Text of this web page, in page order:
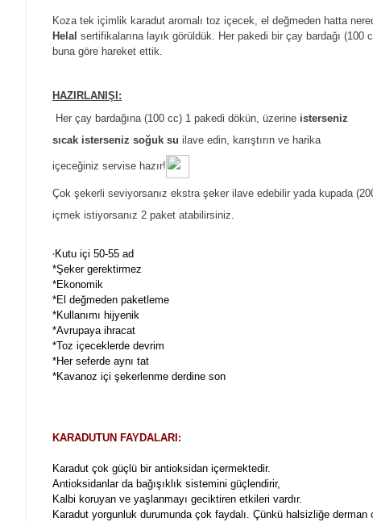
Koza tek içimlik karadut aromalı toz içecek, el değmeden hatta
Helal sertifikalarına layık görüldük. Her pakedi bir çay bardağı
buna göre hareket ettik.
HAZIRLANIŞI:
Her çay bardağına (100 cc) 1 pakedi dökün, üzerine isterseniz
sıcak isterseniz soğuk su ilave edin, karıştırın ve harika
içeceğiniz servise hazır!
Çok şekerli seviyorsanız ekstra şeker ilave edebilir yada kupada
içmek istiyorsanız 2 paket atabilirsiniz.
* Kutu içi 50-55 ad
*Şeker gerektirmez
*Ekonomik
*El değmeden paketleme
*Kullanımı hijyenik
*Avrupaya ihracat
*Toz içeceklerde devrim
*Her seferde aynı tat
*Kavanoz içi şekerlenme derdine son
KARADUTUN FAYDALARI:
Karadut çok güçlü bir antioksidan içermektedir.
Antioksidanlar da bağışıklık sistemini güçlendirir,
Kalbi koruyan ve yaşlanmayı geciktiren etkileri vardır.
Karadut yorgunluk durumunda çok faydalı. Çünkü halsizliğe